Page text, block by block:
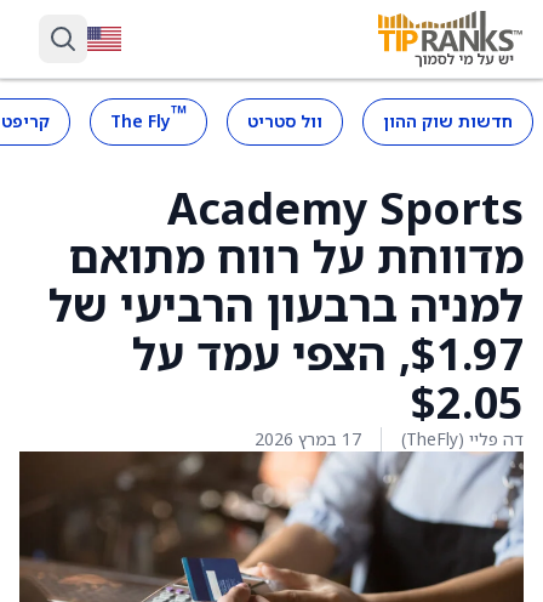
חדשות שוק ההון וול סטריט ™
The Fly
Academy Sports
מדווחת על רווח מתואם
למניה ברבעון הרביעי של
$1.97, הצפי עמד על
$2.05
דה פליי (TheFly) 17 במרץ 2026